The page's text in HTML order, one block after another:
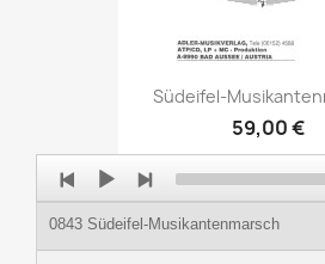
Südeifel-
59,00 €
Audio
Player
0843 Südeifel-Musikantenmarsch